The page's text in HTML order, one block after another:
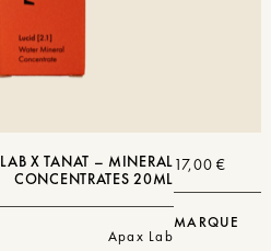
X TANAT – MINERAL
CONCENTRATES 20ML
Apax Lab
17,00€
MARQUE